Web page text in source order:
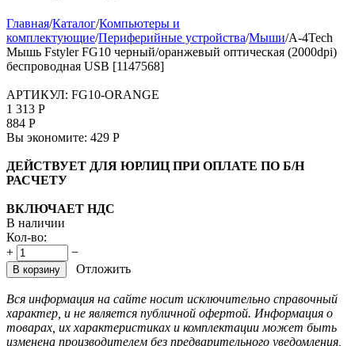
Главная/Каталог/Компьютеры и
комплектующие/Периферийные устройства/Мыши/A-4Tech
Мышь Fstyler FG10 черный/оранжевый оптическая (2000dpi)
беспроводная USB [1147568]
АРТИКУЛ: FG10-ORANGE
1 313 Р
884 Р
Вы экономите: 429 Р
ДЕЙСТВУЕТ ДЛЯ ЮРЛИЦ ПРИ ОПЛАТЕ ПО Б/Н
РАСЧЕТУ
ВКЛЮЧАЕТ НДС
В наличии
Кол-во:
+
−
В корзину Отложить
Вся информация на сайте носит исключительно справочный
характер, и не является публичной офертой. Информация о
товарах, их характеристиках и комплектации может быть
изменена производителем без предварительного уведомления,